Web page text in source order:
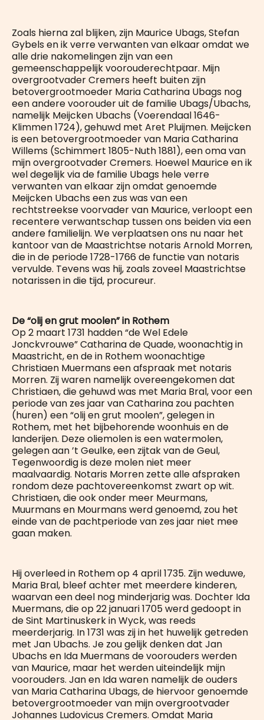
Zoals hierna zal blijken, zijn Maurice Ubags, Stefan
Gybels en ik verre verwanten van elkaar omdat we
alle drie nakomelingen zijn van een
gemeenschappelijk voorouderechtpaar. Mijn
overgrootvader Cremers heeft buiten zijn
betovergrootmoeder Maria Catharina Ubags nog
een andere voorouder uit de familie Ubags/Ubachs,
namelijk Meijcken Ubachs (Voerendaal 1646-
Klimmen 1724), gehuwd met Aret Pluijmen. Meijcken
is een betovergrootmoeder van Maria Catharina
Willems (Schimmert 1805-Nuth 1881), een oma van
mijn overgrootvader Cremers. Hoewel Maurice en ik
wel degelijk via de familie Ubags hele verre
verwanten van elkaar zijn omdat genoemde
Meijcken Ubachs een zus was van een
rechtstreekse voorvader van Maurice, verloopt een
recentere verwantschap tussen ons beiden via een
andere familielijn. We verplaatsen ons nu naar het
kantoor van de Maastrichtse notaris Arnold Morren,
die in de periode 1728-1766 de functie van notaris
vervulde. Tevens was hij, zoals zoveel Maastrichtse
notarissen in die tijd, procureur.
De “olij en grut moolen” in Rothem
Op 2 maart 1731 hadden “de Wel Edele
Jonckvrouwe” Catharina de Quade, woonachtig in
Maastricht, en de in Rothem woonachtige
Christiaen Muermans een afspraak met notaris
Morren. Zij waren namelijk overeengekomen dat
Christiaen, die gehuwd was met Maria Bral, voor een
periode van zes jaar van Catharina zou pachten
(huren) een “olij en grut moolen”, gelegen in
Rothem, met het bijbehorende woonhuis en de
landerijen. Deze oliemolen is een watermolen,
gelegen aan ’t Geulke, een zijtak van de Geul,
Tegenwoordig is deze molen niet meer
maalvaardig. Notaris Morren zette alle afspraken
rondom deze pachtovereenkomst zwart op wit.
Christiaen, die ook onder meer Meurmans,
Muurmans en Mourmans werd genoemd, zou het
einde van de pachtperiode van zes jaar niet mee
gaan maken.
Hij overleed in Rothem op 4 april 1735. Zijn weduwe,
Maria Bral, bleef achter met meerdere kinderen,
waarvan een deel nog minderjarig was. Dochter Ida
Muermans, die op 22 januari 1705 werd gedoopt in
de Sint Martinuskerk in Wyck, was reeds
meerderjarig. In 1731 was zij in het huwelijk getreden
met Jan Ubachs. Je zou gelijk denken dat Jan
Ubachs en Ida Muermans de voorouders werden
van Maurice, maar het werden uiteindelijk mijn
voorouders. Jan en Ida waren namelijk de ouders
van Maria Catharina Ubags, de hiervoor genoemde
betovergrootmoeder van mijn overgrootvader
Johannes Ludovicus Cremers. Omdat Maria